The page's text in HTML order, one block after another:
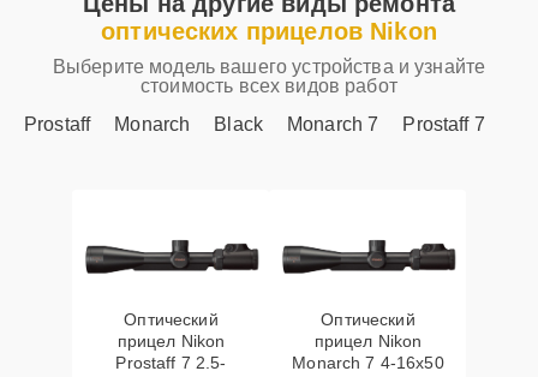
оптических прицелов Nikon
Выберите модель вашего устройства и узнайте
стоимость всех видов работ
Prostaff
Monarch Black Monarch 7 Prostaff 7
Оптический
прицел Nikon
Prostaff 7 2.5-
Оптический
прицел Nikon
Monarch 7 4-16x50